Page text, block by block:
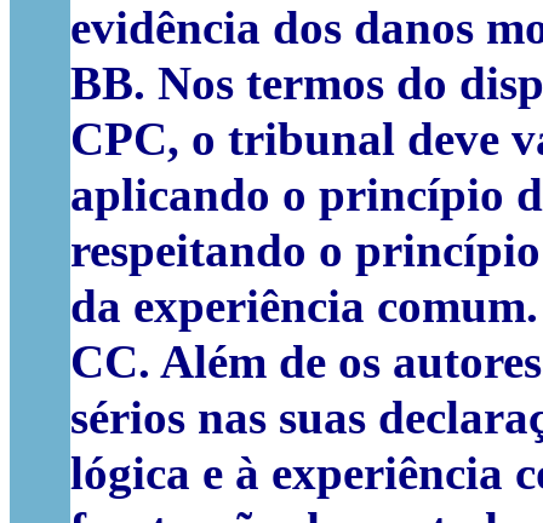
evidência dos danos
BB. Nos termos do
CPC, o tribunal deve
aplicando o princípio
respeitando o
da experiência comum.
CC. Além de os
sérios nas suas
lógica e à experiência